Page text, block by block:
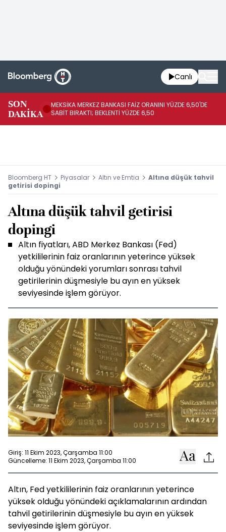
Canlı
SON
DAKİKA
MEKSİKA MERKEZ BANKASI FAİZ ORANINI YÜZDE 6,50'DE
SABİT BIRAKTI; BEKLENTİ YÜZDE 6,50
Bloomberg HT Piyasalar Altın ve Emtia
Altına düşük tahvil
getirisi dopingi
Altına düşük tahvil getirisi
dopingi
Altın fiyatları, ABD Merkez Bankası (Fed)
yetkililerinin faiz oranlarının yeterince yüksek
olduğu yönündeki yorumları sonrası tahvil
getirilerinin düşmesiyle bu ayın en yüksek
seviyesinde işlem görüyor.
Giriş: 11 Ekim 2023, Çarşamba 11:00
Güncelleme: 11 Ekim 2023, Çarşamba 11:00
Altın, Fed yetkililerinin faiz oranlarının yeterince
yüksek olduğu yönündeki açıklamalarının ardından
tahvil getirilerinin düşmesiyle bu ayın en yüksek
seviyesinde işlem görüyor.